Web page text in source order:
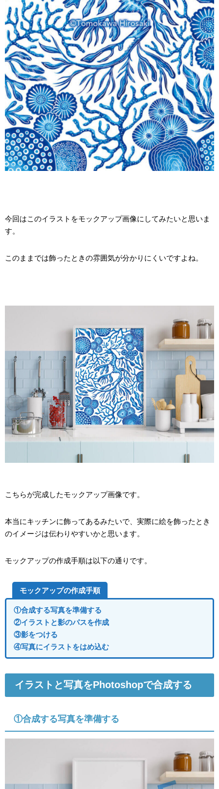
今回はこのイラストをモックアップ画像にしてみたいと思いま
す。
このままでは飾ったときの雰囲気が分かりにくいですよね。
こちらが完成したモックアップ画像です。
本当にキッチンに飾ってあるみたいで、実際に絵を飾ったとき
のイメージは伝わりやすいかと思います。
モックアップの作成手順は以下の通りです。
モックアップの作成手順
①合成する写真を準備する
②イラストと影のパスを作成
③影をつける
④写真にイラストをはめ込む
イラストと写真をPhotoshopで合成する
①合成する写真を準備する